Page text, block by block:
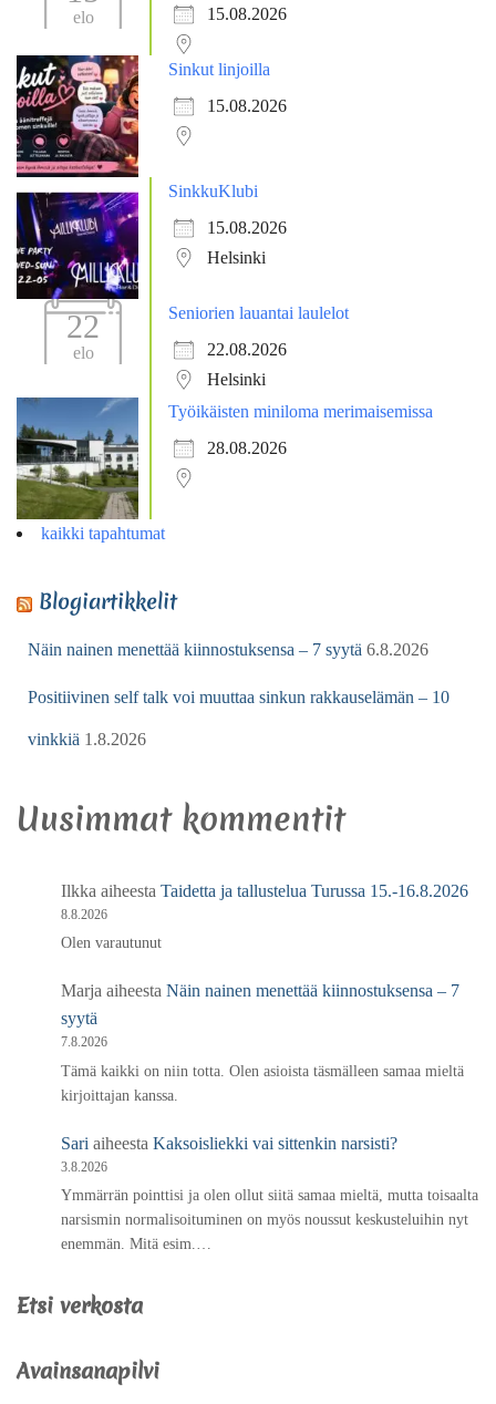
elo 15.08.2026
Sinkut linjoilla
15.08.2026
SinkkuKlubi
15.08.2026
Helsinki
22
elo
Seniorien lauantai laulelot
22.08.2026
Helsinki
Työikäisten miniloma merimaisemissa
28.08.2026
kaikki tapahtumat
Blogiartikkelit
Näin nainen menettää kiinnostuksensa – 7 syytä 6.8.2026
Positiivinen self talk voi muuttaa sinkun rakkauselämän – 10
vinkkiä 1.8.2026
Uusimmat kommentit
Ilkka aiheesta Taidetta ja tallustelua Turussa 15.-16.8.2026
8.8.2026
Olen varautunut
Marja aiheesta Näin nainen menettää kiinnostuksensa – 7
syytä
7.8.2026
Tämä kaikki on niin totta. Olen asioista täsmälleen samaa mieltä
kirjoittajan kanssa.
Sari aiheesta Kaksoisliekki vai sittenkin narsisti?
3.8.2026
Ymmärrän pointtisi ja olen ollut siitä samaa mieltä, mutta toisaalta
narsismin normalisoituminen on myös noussut keskusteluihin nyt
enemmän. Mitä esim.…
Etsi verkosta
Avainsanapilvi